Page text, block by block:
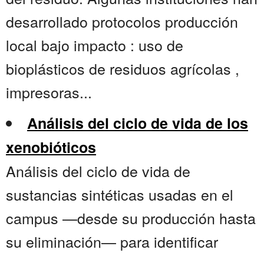
desarrollado protocolos producción
local bajo impacto : uso de
bioplásticos de residuos agrícolas ,
impresoras...
Análisis del ciclo de vida de los
xenobióticos
Análisis del ciclo de vida de
sustancias sintéticas usadas en el
campus —desde su producción hasta
su eliminación— para identificar